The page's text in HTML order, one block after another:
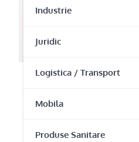
Industrie
Juridic
Logistica / Transport
Mobila
Produse Sanitare